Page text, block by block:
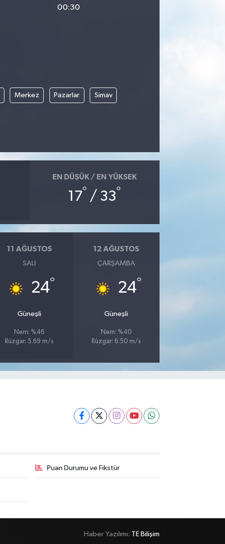
00:30
Merkez Pazarlar Simav
EN DÜŞÜK / EN YÜKSEK
17° / 33°
11 AĞUSTOS
SALI
24°
Güneşli
Nem: %46
Rüzgar: 5.69 m/s
12 AĞUSTOS
ÇARŞAMBA
24°
Güneşli
Nem: %40
Rüzgar: 6.50 m/s
Puan Durumu ve Fikstür
Haber Yazılımı: TE Bilişim